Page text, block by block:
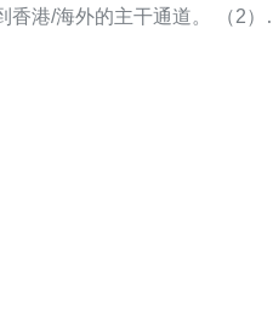
港/海外的主干通道。 （2）
实现更短跃点与更稳定路由。